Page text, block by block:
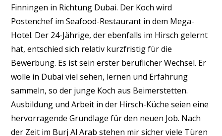
Finningen in Richtung Dubai. Der Koch wird
Postenchef im Seafood-Restaurant in dem Mega-
Hotel. Der 24-Jährige, der ebenfalls im Hirsch gelernt
hat, entschied sich relativ kurzfristig für die
Bewerbung. Es ist sein erster beruflicher Wechsel. Er
wolle in Dubai viel sehen, lernen und Erfahrung
sammeln, so der junge Koch aus Beimerstetten.
Ausbildung und Arbeit in der Hirsch-Küche seien eine
hervorragende Grundlage für den neuen Job. Nach
der Zeit im Burj Al Arab stehen mir sicher viele Türen